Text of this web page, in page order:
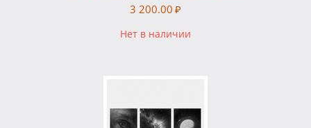
3 200.00 ₽
Нет в наличии